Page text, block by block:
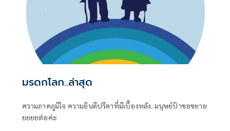
มรดกโลก..ล่าสุด
ความภาคภูมิใจ ความยินดีปรีดาที่มีเบื้องหลัง..มนุษย์ป้าขอขยาย
ยยยยต่อค่ะ